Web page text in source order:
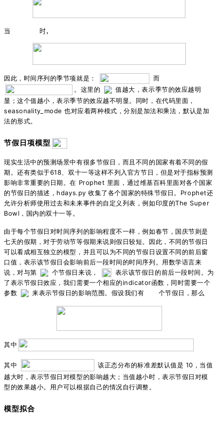
当 时，
因此，时间序列的季节项就是：
而
。这里的
值越大，表示季节的效应越明
显；这个值越小，表示季节的效应越不明显。同时，在代码里面，
seasonality_mode 也对应着两种模式，分别是加法和乘法，默认是加
法的形式。
节假日项模型
现实生活中的预测场景中有很多节假日，而且不同的国家有着不同的假
期。还有类似于618、双十一等这样不列入官方节日，但是对于指标预测
影响非常重要的日期。在 Prophet 里面，通过维基百科里面对各个国家
的节假日的描述，hdays.py 收集了各个国家的特殊节假日。 Prophet还
允许分析师使用过去和未来事件的自定义列表，例如印度的The Super
Bowl，国内的双十一等。
由于每个节假日对时间序列的影响程度不一样，例如春节，国庆节则是
七天的假期，对于劳动节等假期来说则假日较短。因此，不同的节假日
可以看成相互独立的模型，并且可以为不同的节假日设置不同的前后窗
口值，表示该节假日会影响前后一段时间的时间序列。用数学语言来
说，对与第
个节假日来说，
表示该节假日的前后一段时间。为
了表示节假日效应，我们需要一个相应的indicator函数，同时需要一个
参数
来表示节假日的影响范围。假设我们有 个节假日，那么
其中
其中
该正态分布的标准差默认值是 10，当值
越大时，表示节假日对模型的影响越大；当值越小时，表示节假日对模
型的效果越小。用户可以根据自己的情况自行调整。
模型拟合